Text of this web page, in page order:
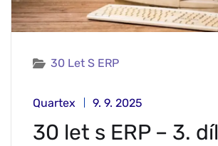
30 Let S ERP
Quartex 9. 9. 2025
30 let s ERP – 3. díl